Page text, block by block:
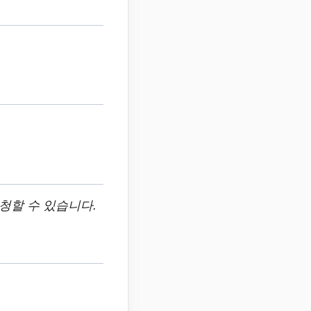
할 수 있습니다.